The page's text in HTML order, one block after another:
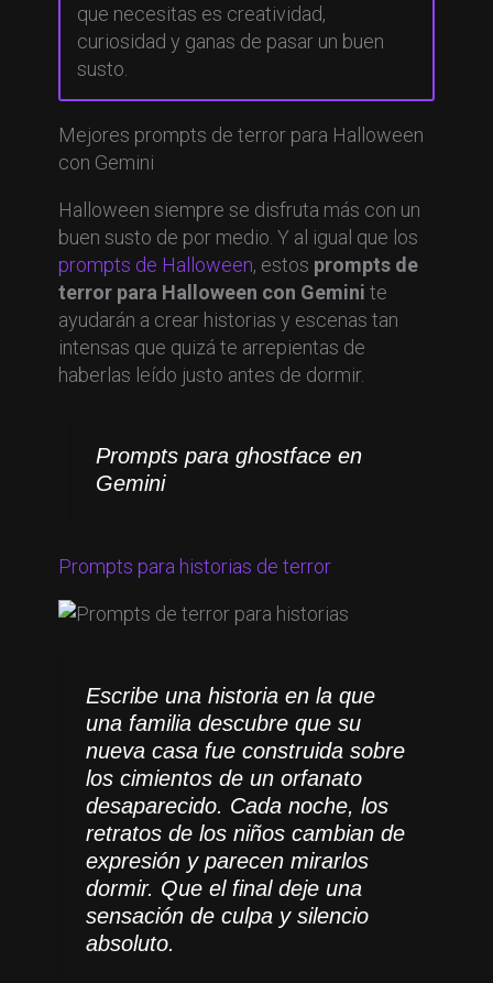
que necesitas es creatividad,
curiosidad y ganas de pasar un buen
susto.
Mejores prompts de terror para Halloween
con Gemini
Halloween siempre se disfruta más con un
buen susto de por medio. Y al igual que los
prompts de Halloween, estos prompts de
terror para Halloween con Gemini te
ayudarán a crear historias y escenas tan
intensas que quizá te arrepientas de
haberlas leído justo antes de dormir.
Prompts para ghostface en
Gemini
Prompts para historias de terror
Escribe una historia en la que
una familia descubre que su
nueva casa fue construida sobre
los cimientos de un orfanato
desaparecido. Cada noche, los
retratos de los niños cambian de
expresión y parecen mirarlos
dormir. Que el final deje una
sensación de culpa y silencio
absoluto.